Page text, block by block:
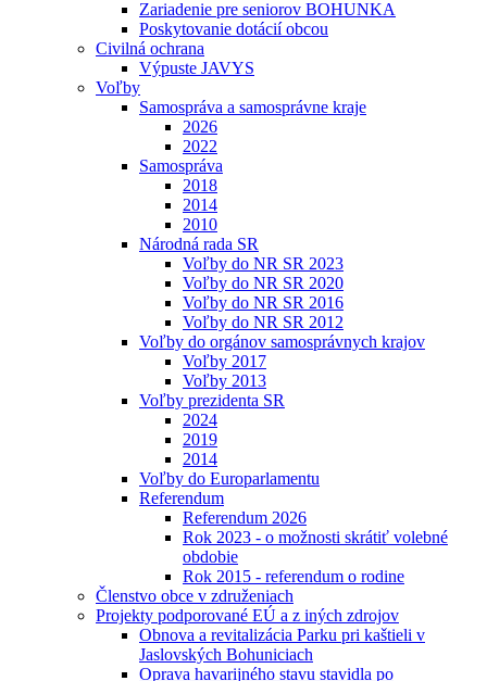
Zariadenie pre seniorov BOHUNKA
Poskytovanie dotácií obcou
Civilná ochrana
Výpuste JAVYS
Voľby
Samospráva a samosprávne kraje
2026
2022
Samospráva
2018
2014
2010
Národná rada SR
Voľby do NR SR 2023
Voľby do NR SR 2020
Voľby do NR SR 2016
Voľby do NR SR 2012
Voľby do orgánov samosprávnych krajov
Voľby 2017
Voľby 2013
Voľby prezidenta SR
2024
2019
2014
Voľby do Europarlamentu
Referendum
Referendum 2026
Rok 2023 - o možnosti skrátiť volebné
obdobie
Rok 2015 - referendum o rodine
Členstvo obce v združeniach
Projekty podporované EÚ a z iných zdrojov
Obnova a revitalizácia Parku pri kaštieli v
Jaslovských Bohuniciach
Oprava havarijného stavu stavidla po